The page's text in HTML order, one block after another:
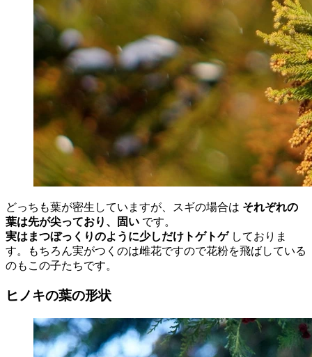
どっちも葉が密生していますが、スギの場合は それぞれの
葉は先が尖っており、固い です。
実はまつぼっくりのように少しだけトゲトゲしておりま
す。もちろん実がつくのは雌花ですので花粉を飛ばしている
のもこの子たちです。
ヒノキの葉の形状